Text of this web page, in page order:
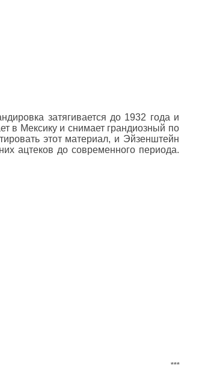
затягивается до 1932 года и
в Мексику и снимает грандиозный по
этот материал, и Эйзенштейн
ацтеков до современного периода.